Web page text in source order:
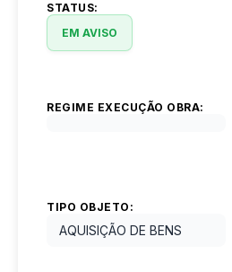
STATUS:
EM AVISO
REGIME EXECUÇÃO OBRA:
TIPO OBJETO:
AQUISIÇÃO DE BENS